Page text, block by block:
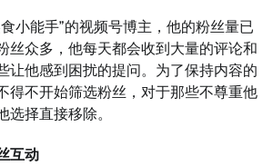
小能手”的视频号博主，他的粉丝量已
丝众多，他每天都会收到大量的评论和
让他感到困扰的提问。为了保持内容的
得不开始筛选粉丝，对于那些不尊重他
选择直接移除。
互动